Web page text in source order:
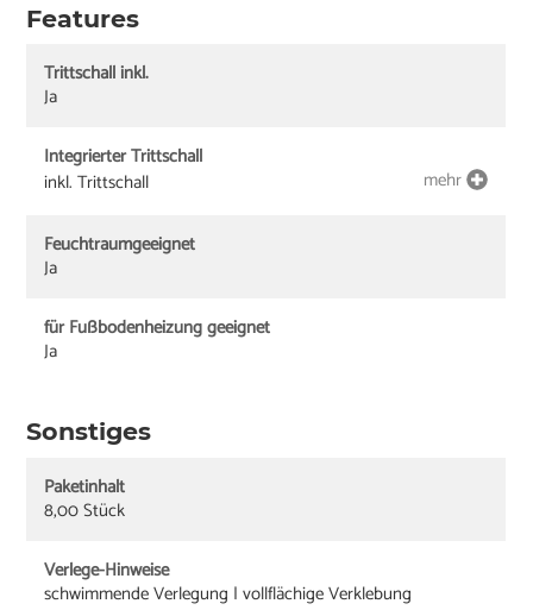
Features
Trittschall inkl.
Ja
Integrierter Trittschall
inkl. Trittschall
mehr
Feuchtraumgeeignet
Ja
für Fußbodenheizung geeignet
Ja
Sonstiges
Paketinhalt
8,00 Stück
Verlege-Hinweise
schwimmende Verlegung | vollflächige Verklebung